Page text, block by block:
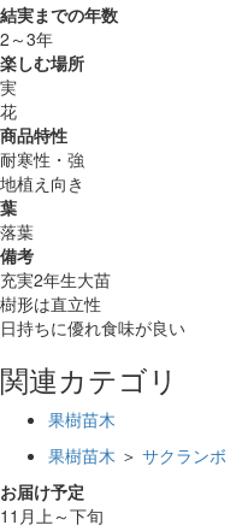
結実までの年数
2～3年
楽しむ場所
実
花
商品特性
耐寒性・強
地植え向き
葉
落葉
備考
充実2年生大苗
樹形は直立性
日持ちに優れ食味が良い
関連カテゴリ
果樹苗木
果樹苗木 ＞ サクランボ
お届け予定
11月上～下旬